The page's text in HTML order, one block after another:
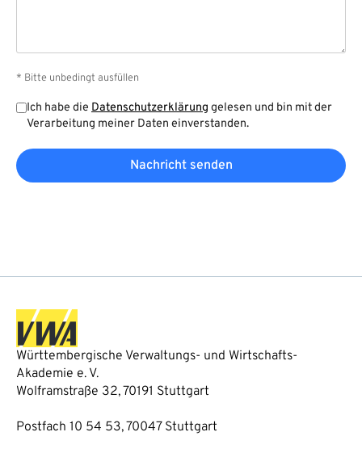
* Bitte unbedingt ausfüllen
Ich habe die Datenschutzerklärung gelesen und bin mit der
Verarbeitung meiner Daten einverstanden.
Nachricht senden
Württembergische Verwaltungs- und Wirtschafts-
Akademie e. V.
Wolframstraße 32, 70191 Stuttgart
Postfach 10 54 53, 70047 Stuttgart